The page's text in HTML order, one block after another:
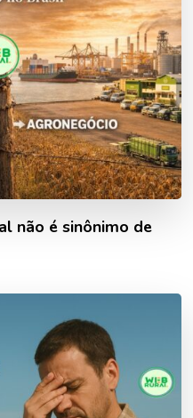
não é sinônimo de